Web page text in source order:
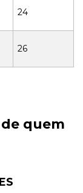
24
26
quem